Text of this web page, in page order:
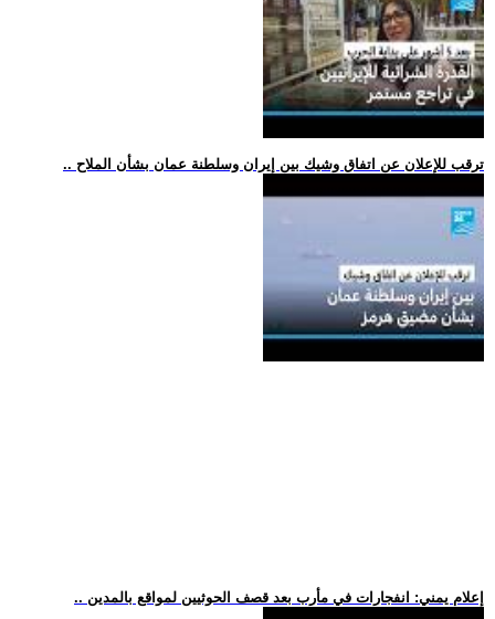
.. ترقب للإعلان عن اتفاق وشيك بين إيران وسلطنة عمان بشأن الملاح
.. إعلام يمني: انفجارات في مأرب بعد قصف الحوثيين لمواقع بالمدين